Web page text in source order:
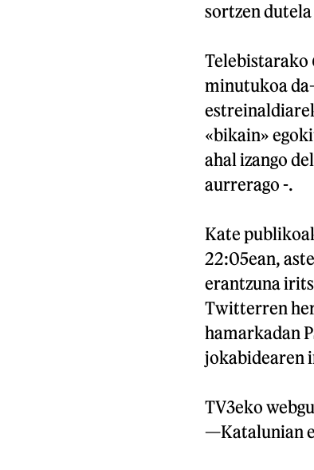
sortzen
minutukoa
«bikain»
ahal izango
aurrerago -.
Kate
22:05ean,
erantzuna
Twitterren
hamarkadan
jokabidearen
TV3eko
—Katalunian